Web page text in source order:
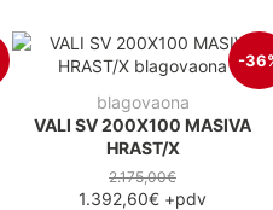
-
blagovaona
VALI SV 200X100 MASIVA
HRAST/X
2.175,00€
1.392,60€ +pdv